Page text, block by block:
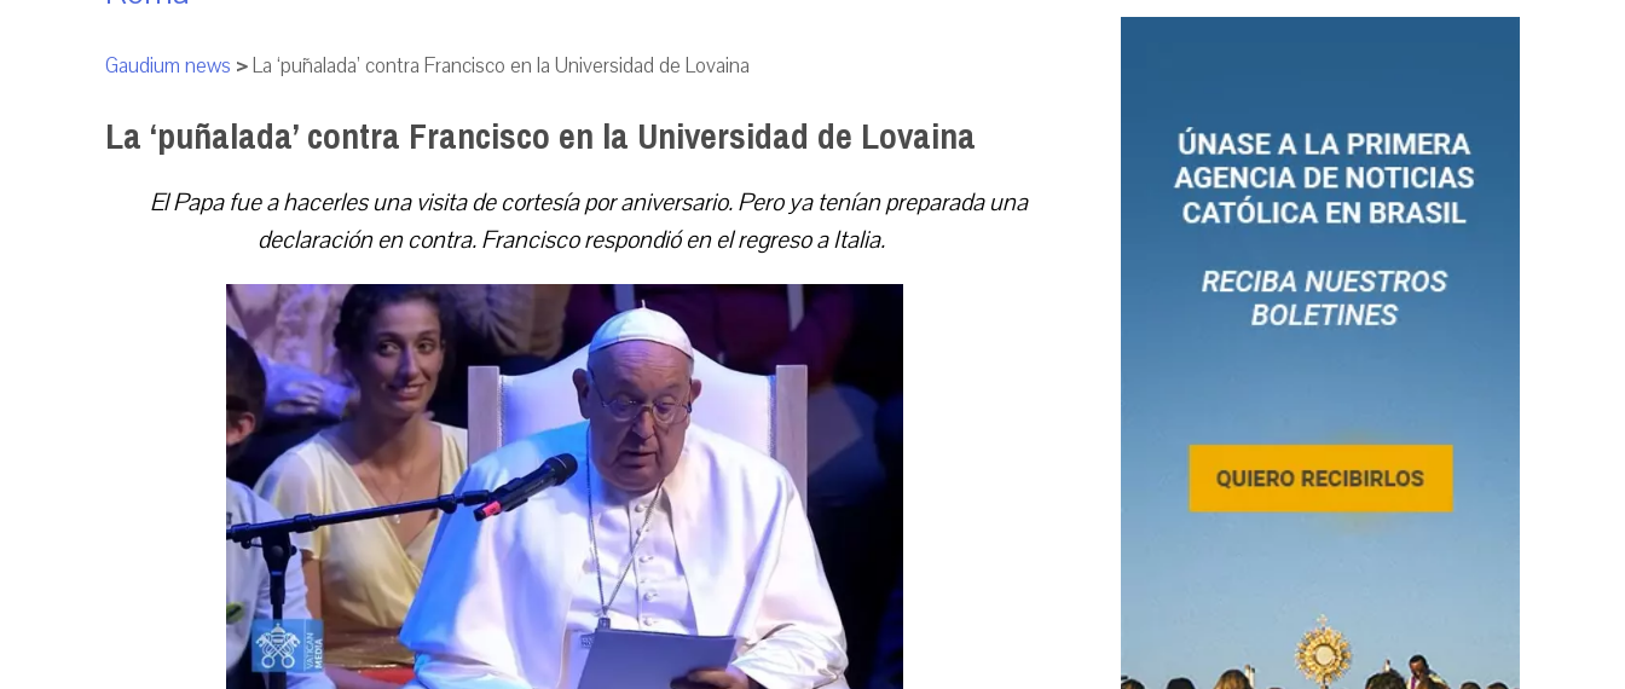
Gaudium news >La ‘puñalada’ contra Francisco en la Universidad de Lovaina
La ‘puñalada’ contra Francisco en la Universidad de Lovaina
El Papa fue a hacerles una visita de cortesía por aniversario. Pero ya tenían preparada una
declaración en contra. Francisco respondió en el regreso a Italia.